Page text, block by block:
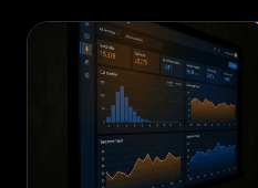
und
Trends
LÖSUNGEN
Platform